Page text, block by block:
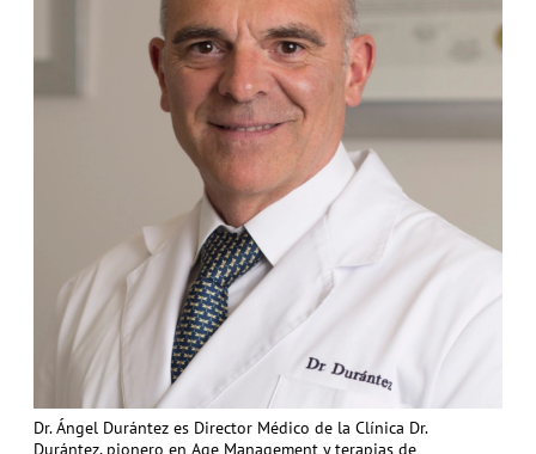
Dr. Ángel Durántez es Director Médico de la Clínica Dr.